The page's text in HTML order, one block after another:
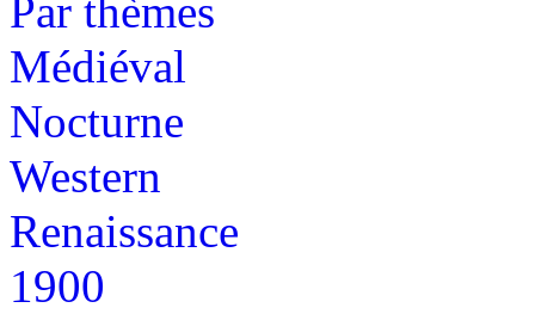
Par thèmes
Médiéval
Nocturne
Western
Renaissance
1900